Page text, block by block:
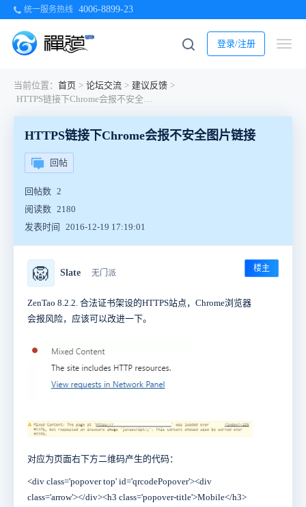
统一服务热线 4006-8899-23
登录/注册
当前位置： 首页 > 论坛交流 > 建议反馈 >
HTTPS链接下Chrome会报不安全图片链接
HTTPS链接下Chrome会报不安全图片链接
回帖
回帖数 2
阅读数 2180
发表时间
2016-12-19 17:19:01
🦁 Slate 无门派 楼主
ZenTao 8.2.2. 合法证书架设的HTTPS站点， Chrome浏览器
会报风险，应该可以改进一下。
对应为页面右下方二维码产生的代码：
<div class='popover top' id='qrcodePopover'><div
class='arrow'></div><h3 class='popover-title'>Mobile</h3>